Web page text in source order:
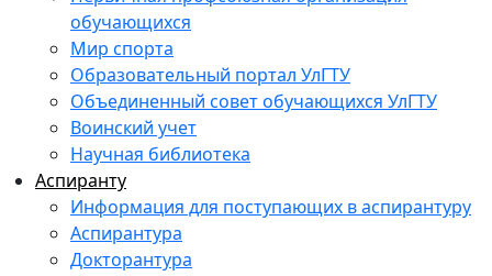
обучающихся
Мир спорта
Образовательный портал УлГТУ
Объединенный совет обучающихся УлГТУ
Воинский учет
Научная библиотека
Аспиранту
Информация для поступающих в аспирантуру
Аспирантура
Докторантура